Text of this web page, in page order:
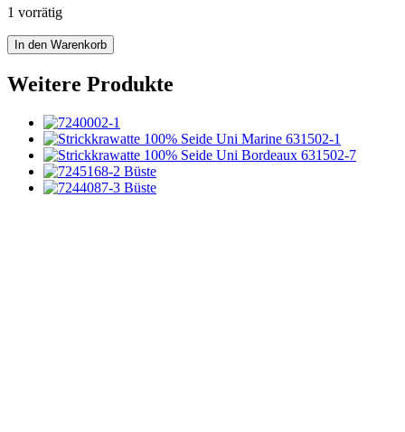
1 vorrätig
Krawattenschal
Seide
Medaillon
hellblau
gelb
Menge
In den Warenkorb
Weitere Produkte